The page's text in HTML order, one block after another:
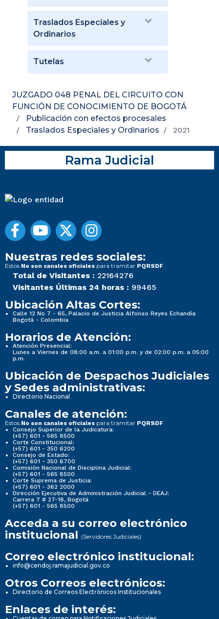
Traslados Especiales y
Ordinarios
Tutelas
JUZGADO 048 PENAL DEL CIRCUITO CON
FUNCIÓN DE CONOCIMIENTO DE BOGOTÁ
Publicación con efectos procesales
Traslados Especiales y Ordinarios
2021
Rama Judicial
Nuestras redes sociales:
Estos No son canales oficiales para tramitar PQRSDF
Total de Visitantes : 22164276
Visitantes Últimas 24 horas : 99465
Ubicación Altas Cortes:
Calle 12 No 7 - 65, Palacio de Justicia Alfonso Reyes Echandía
Bogotá - Colombia
Horarios de Atención:
Atención Presencial:
Lunes a Viernes de 08:00 a.m. a 01:00 p.m. y de 02:00 p.m. a 05:00
p.m.
Ubicación de Despachos Judiciales
y Sedes administrativas:
Directorio Nacional
Canales de atención:
Estos No son canales oficiales para tramitar PQRSDF
Consejo Superior de la Judicatura:
(+57) 601 - 565 8500
Corte Constitucional:
(+57) 601 - 350 6200
Consejo de Estado:
(+57) 601 - 350 6700
Comisión Nacional de Disciplina Judicial:
(+57) 601 - 565 8500
Corte Suprema de Justicia:
(+57) 601 - 362 2000
Dirección Ejecutiva de Administración Judicial - DEAJ:
Carrera 7 # 27-18, Bogotá
(+57) 601 - 565 8500
Acceda a su correo electrónico
institucional (Servidores Judiciales)
Correo electrónico institucional:
info@cendoj.ramajudicial.gov.co
Otros Correos electrónicos:
Directorio de Correos Electrónicos Institucionales
Enlaces de interés: